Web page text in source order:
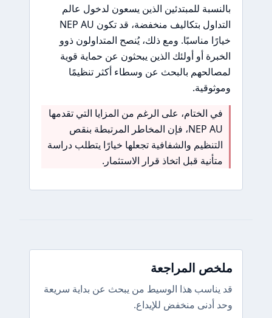
بالنسبة للمبتدئين الذين يسعون لدخول عالم
التداول بتكاليف منخفضة، قد تكون NEP AU
خيارًا مناسبًا. ومع ذلك، يُنصح المتداولون ذوو
الخبرة أو أولئك الذين يبحثون عن حماية قوية
لمصالحهم بالبحث عن وسطاء أكثر تنظيمًا
وموثوقية.
في الختام، على الرغم من المزايا التي تقدمها
NEP AU، فإن المخاطر المرتبطة بنقص
التنظيم والشفافية تجعلها خيارًا يتطلب دراسة
متأنية قبل اتخاذ قرار الاستثمار.
ملخص المراجعة
قد يناسب هذا الوسيط من يبحث عن بداية سريعة
وحد أدنى منخفض للإيداع.